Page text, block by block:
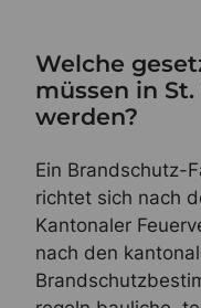
Welche
müssen in
werden?
Ein Brandschutz-
richtet sich nach
Kantonaler
nach den